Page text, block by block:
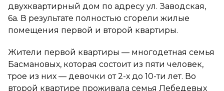
двухквартирный дом по адресу ул. Заводская,
6а. В результате полностью сгорели жилые
помещения первой и второй квартиры.
Жители первой квартиры — многодетная семья
Басмановых, которая состоит из пяти человек,
трое из них — девочки от 2-х до 10-ти лет. Во
второй квартире проживала семья Лебедевых